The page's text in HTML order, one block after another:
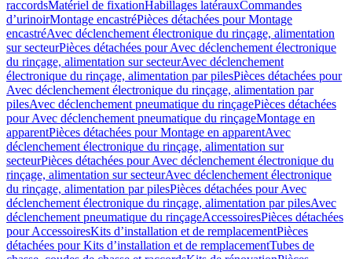
raccordsMatériel de fixationHabillages latérauxCommandes
dʼurinoirMontage encastréPièces détachées pour Montage
encastréAvec déclenchement électronique du rinçage, alimentation
sur secteurPièces détachées pour Avec déclenchement électronique
du rinçage, alimentation sur secteurAvec déclenchement
électronique du rinçage, alimentation par pilesPièces détachées pour
Avec déclenchement électronique du rinçage, alimentation par
pilesAvec déclenchement pneumatique du rinçagePièces détachées
pour Avec déclenchement pneumatique du rinçageMontage en
apparentPièces détachées pour Montage en apparentAvec
déclenchement électronique du rinçage, alimentation sur
secteurPièces détachées pour Avec déclenchement électronique du
rinçage, alimentation sur secteurAvec déclenchement électronique
du rinçage, alimentation par pilesPièces détachées pour Avec
déclenchement électronique du rinçage, alimentation par pilesAvec
déclenchement pneumatique du rinçageAccessoiresPièces détachées
pour AccessoiresKits d’installation et de remplacementPièces
détachées pour Kits d’installation et de remplacementTubes de